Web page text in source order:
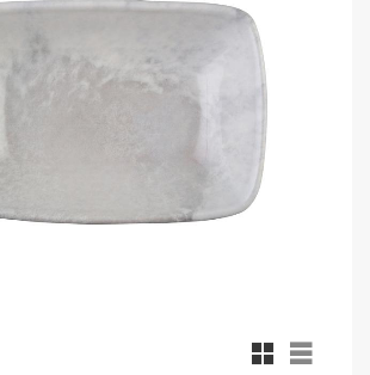
Rutnätsvy
Listvy